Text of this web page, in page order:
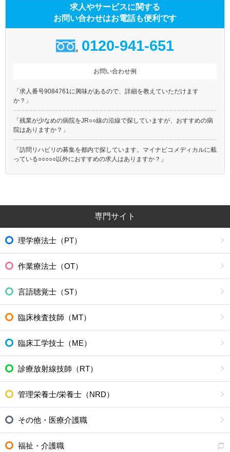
求人やサービスに関する
お問い合わせはお電話も便利です
0120-941-651
お問い合わせ例
「求人番号9084761に興味があるので、詳細を教えていただけます
か？」
「残業が少なめの病院をJR○○線の沿線で探していますが、おすすめの病
院はありますか？」
「訪問リハビリの募集を都内で探しています。マイナビコメディカルに載
っている○○○○○以外におすすめの求人はありますか？」
専門サイト
理学療法士（PT）
作業療法士（OT）
言語聴覚士（ST）
臨床検査技師（MT）
臨床工学技士（ME）
診療放射線技師（RT）
管理栄養士/栄養士（NRD）
その他・医療介護職
福祉・介護職